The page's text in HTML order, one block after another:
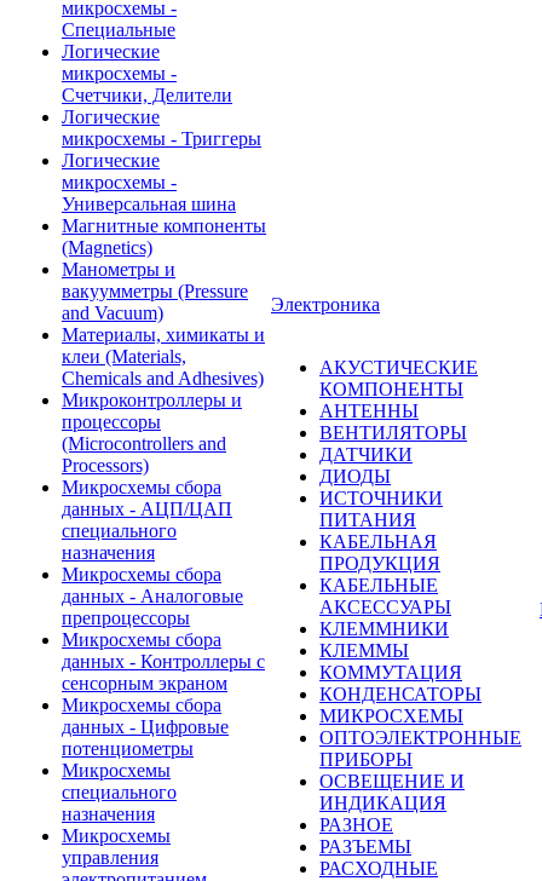
микросхемы -
Специальные
Логические
микросхемы -
Счетчики, Делители
Логические
микросхемы - Триггеры
Логические
микросхемы -
Универсальная шина
Магнитные компоненты
(Magnetics)
Манометры и
вакуумметры (Pressure
and Vacuum)
Материалы, химикаты и
клеи (Materials,
Chemicals and Adhesives)
Микроконтроллеры и
процессоры
(Microcontrollers and
Processors)
Микросхемы сбора
данных - АЦП/ЦАП
специального
назначения
Микросхемы сбора
данных - Аналоговые
препроцессоры
Микросхемы сбора
данных - Контроллеры с
сенсорным экраном
Микросхемы сбора
данных - Цифровые
потенциометры
Микросхемы
специального
назначения
Микросхемы
управления
Электроника
АКУСТИЧЕСКИЕ
КОМПОНЕНТЫ
АНТЕННЫ
ВЕНТИЛЯТОРЫ
ДАТЧИКИ
ДИОДЫ
ИСТОЧНИКИ
ПИТАНИЯ
КАБЕЛЬНАЯ
ПРОДУКЦИЯ
КАБЕЛЬНЫЕ
АКСЕССУАРЫ
КЛЕММНИКИ
КЛЕММЫ
КОММУТАЦИЯ
КОНДЕНСАТОРЫ
МИКРОСХЕМЫ
ОПТОЭЛЕКТРОННЫЕ
ПРИБОРЫ
ОСВЕЩЕНИЕ И
ИНДИКАЦИЯ
РАЗНОЕ
РАЗЪЕМЫ
РАСХОДНЫЕ